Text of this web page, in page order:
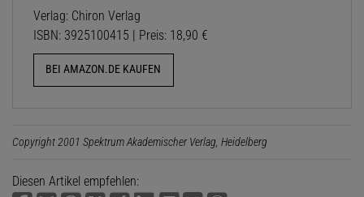
Verlag: Chiron Verlag
ISBN: 3925100415 | Preis: 18,90 €
BEI AMAZON.DE KAUFEN
Copyright 2001 Spektrum Akademischer Verlag, Heidelberg
Diesen Artikel empfehlen: